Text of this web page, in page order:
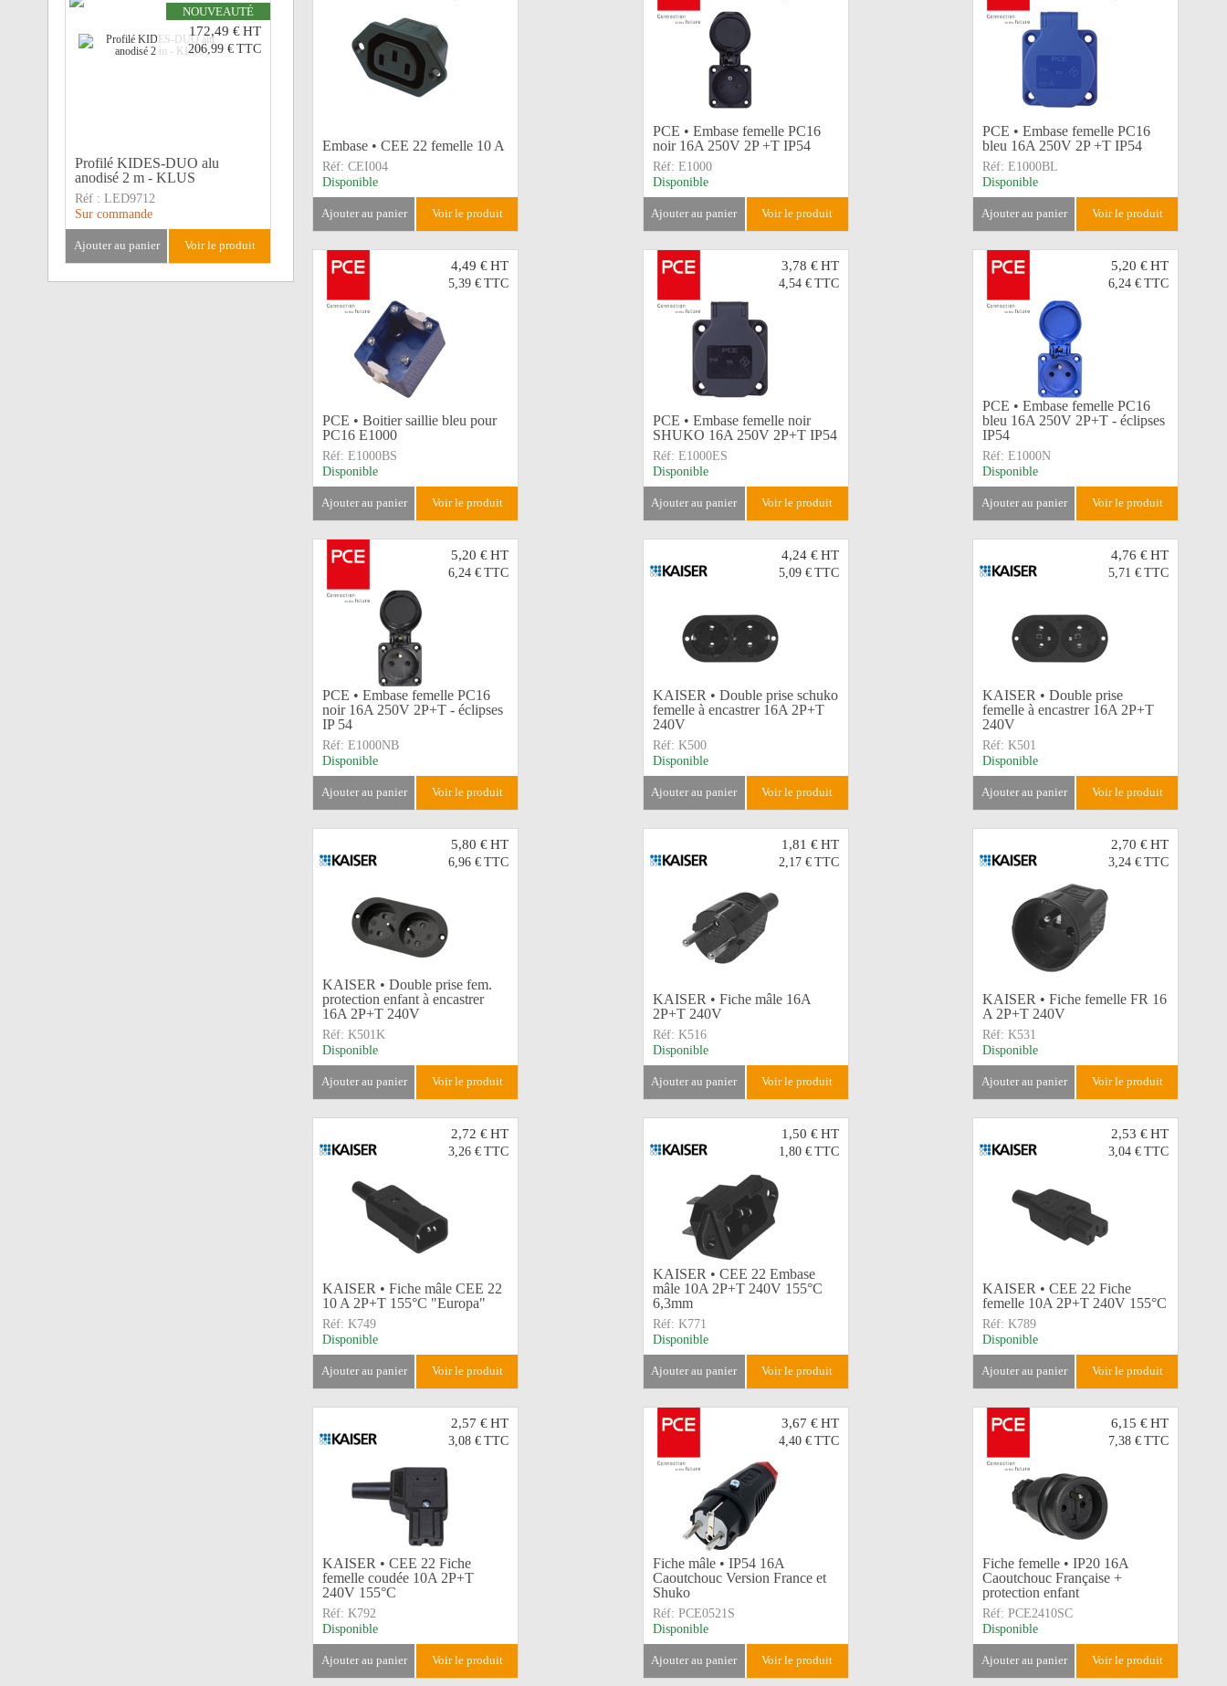
Embase • CEE 22 femelle 10 A
Réf: CEI004
Disponible
ajouter au panier voir le produit
PCE • Embase femelle PC16
noir 16A 250V 2P +T IP54
Réf: E1000
Disponible
ajouter au panier voir le produit
PCE • Embase femelle PC16
bleu 16A 250V 2P +T IP54
Réf: E1000BL
Disponible
ajouter au panier voir le produit
4,49 €HT
5,39 € TTC
PCE • Boitier saillie bleu pour
PC16 E1000
Réf: E1000BS
Disponible
ajouter au panier voir le produit
3,78 € HT
4,54 € TTC
PCE • Embase femelle noir
SHUKO 16A 250V 2P+T IP54
Réf: E1000ES
Disponible
ajouter au panier voir le produit
5,20 €HT
6,24 € TTC
PCE • Embase femelle PC16
bleu 16A 250V 2P+T - éclipses
IP54
Réf: E1000N
Disponible
ajouter au panier voir le produit
5,20 €HT
6,24 € TTC
PCE • Embase femelle PC16
noir 16A 250V 2P+T - éclipses
IP 54
Réf: E1000NB
Disponible
ajouter au panier voir le produit
4,24 € HT
5,09 € TTC
KAISER • Double prise schuko
femelle à encastrer 16A 2P+T
240V
Réf: K500
Disponible
ajouter au panier voir le produit
4,76 €HT
5,71 € TTC
KAISER • Double prise
femelle à encastrer 16A 2P+T
240V
Réf: K501
Disponible
ajouter au panier voir le produit
5,80 €HT
6,96 € TTC
KAISER • Double prise fem.
protection enfant à encastrer
16A 2P+T 240V
Réf: K501K
Disponible
ajouter au panier voir le produit
1,81 € HT
2,17 € TTC
KAISER • Fiche mâle 16A
2P+T 240V
Réf: K516
Disponible
ajouter au panier voir le produit
2,70 €HT
3,24 € TTC
KAISER • Fiche femelle FR 16
A 2P+T 240V
Réf: K531
Disponible
ajouter au panier voir le produit
2,72 €HT
3,26 € TTC
KAISER • Fiche mâle CEE 22
10 A 2P+T 155°C "Europa"
Réf: K749
Disponible
ajouter au panier voir le produit
1,50 € HT
1,80 € TTC
KAISER • CEE 22 Embase
mâle 10A 2P+T 240V 155°C
6,3mm
Réf: K771
Disponible
ajouter au panier voir le produit
2,53 €HT
3,04 € TTC
KAISER • CEE 22 Fiche
femelle 10A 2P+T 240V 155°C
Réf: K789
Disponible
ajouter au panier voir le produit
2,57 €HT
3,08 € TTC
KAISER • CEE 22 Fiche
femelle coudée 10A 2P+T
240V 155°C
Réf: K792
Disponible
ajouter au panier voir le produit
3,67 € HT
4,40 € TTC
Fiche mâle • IP54 16A
Caoutchouc Version France et
Shuko
Réf: PCE0521S
Disponible
ajouter au panier voir le produit
6,15 €HT
7,38 € TTC
Fiche femelle • IP20 16A
Caoutchouc Française +
protection enfant
Réf: PCE2410SC
Disponible
ajouter au panier voir le produit
NOUVEAUTÉ
172,49 €HT
206,99 € TTC
Profilé KIDES-DUO alu
anodisé 2 m - KLUS
Réf : LED9712
Sur commande
ajouter au panier voir le produit